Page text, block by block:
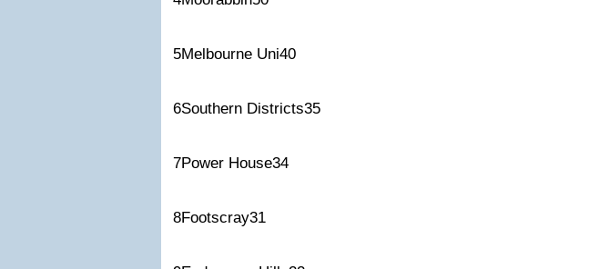
5Melbourne Uni40
6Southern Districts35
7Power House34
8Footscray31